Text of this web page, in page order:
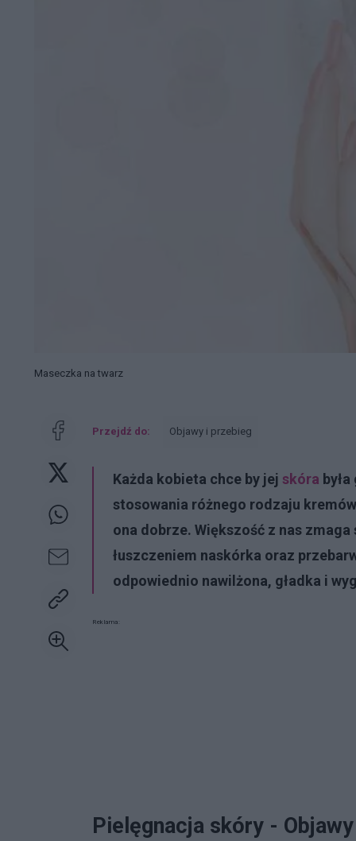
Maseczka na twarz
Przejdź do: Objawy i przebieg
Każda kobieta chce by jej skóra
stosowania różnego rodzaju
ona dobrze. Większość z nas
łuszczeniem naskórka oraz
odpowiednio nawilżona, gładka i
Reklama:
Pielęgnacja skóry -